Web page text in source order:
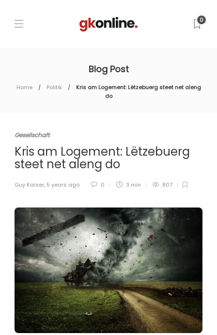
0
Blog Post
Home Politik
Kris am Logement: Lëtzebuerg steet net aleng
do
Gesellschaft
Kris am Logement: Lëtzebuerg
steet net aleng do
Guy Kaiser, 5 years ago 0 3 min 807